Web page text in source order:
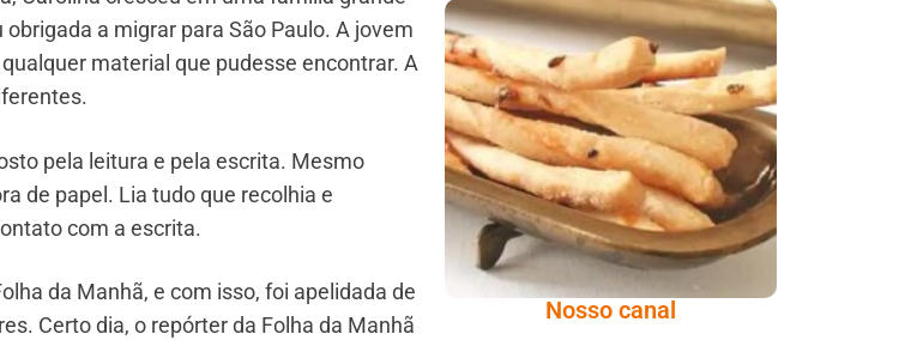
a migrar para São Paulo. A jovem
material que pudesse encontrar. A
pela leitura e pela escrita. Mesmo
de papel. Lia tudo que recolhia e
com a escrita.
da Manhã, e com isso, foi apelidada de
Certo dia, o repórter da Folha da Manhã
Comer Bem:
Palitinhos De Cebola
E Salsa
Nosso canal